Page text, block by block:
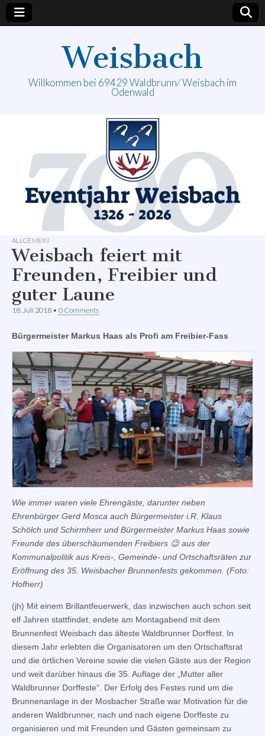
Weisbach
Willkommen bei 69429 Waldbrunn/ Weisbach im
Odenwald
ALLGEMEIN
Weisbach feiert mit
Freunden, Freibier und
guter Laune
18. Juli 2018 • 0 Comments
Bürgermeister Markus Haas als Profi am Freibier-Fass
Wie immer waren viele Ehrengäste, darunter neben
Ehrenbürger Gerd Mosca auch Bürgermeister i.R. Klaus
Schölch und Schirmherr und Bürgermeister Markus Haas sowie
Freunde des überschäumenden Freibiers 😉 aus der
Kommunalpolitik aus Kreis-, Gemeinde- und Ortschaftsräten zur
Eröffnung des 35. Weisbacher Brunnenfests gekommen. (Foto:
Hofherr)
(jh) Mit einem Brillantfeuerwerk, das inzwischen auch schon seit
elf Jahren stattfindet, endete am Montagabend mit dem
Brunnenfest Weisbach das älteste Waldbrunner Dorffest. In
diesem Jahr erlebten die Organisatoren um den Ortschaftsrat
und die örtlichen Vereine sowie die vielen Gäste aus der Region
und weit darüber hinaus die 35. Auflage der „Mutter aller
Waldbrunner Dorffeste“. Der Erfolg des Festes rund um die
Brunnenanlage in der Mosbacher Straße war Motivation für die
anderen Waldbrunner, nach und nach eigene Dorffeste zu
organisieren und mit Freunden und Gästen gemeinsam zu